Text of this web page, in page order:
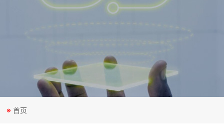
※ 首页